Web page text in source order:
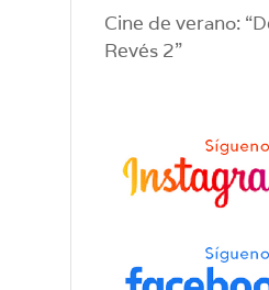
Cine de verano:
Revés 2”